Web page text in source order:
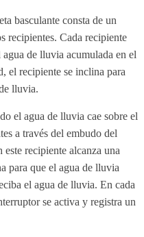
basculante consta de un
recipientes. Cada recipiente
de lluvia acumulada en el
el recipiente se inclina para
lluvia.
el agua de lluvia cae sobre el
a través del embudo del
recipiente alcanza una
para que el agua de lluvia
el agua de lluvia. En cada
se activa y registra un